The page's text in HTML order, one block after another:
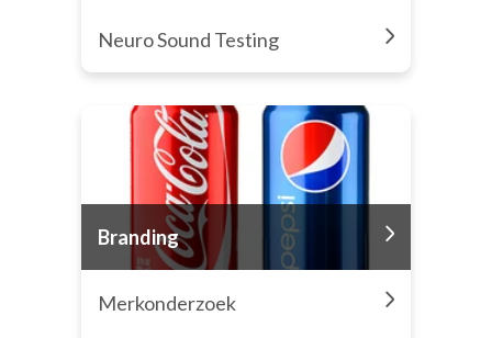
Neuro Sound Testing
Branding
Merkonderzoek